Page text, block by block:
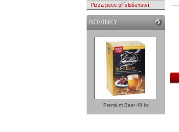
Pizza pece příslušenství
NOVINKY
Premium Beer 48 ks